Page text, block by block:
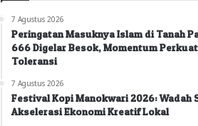
7 Agustus 2026
Peringatan Masuknya Islam di Tanah
666 Digelar Besok, Momentum
Toleransi
7 Agustus 2026
Festival Kopi Manokwari 2026: Wadah
Akselerasi Ekonomi Kreatif Lokal